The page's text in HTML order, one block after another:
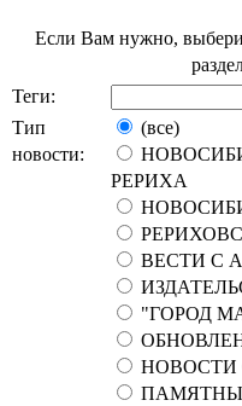
Если Вам нужно,
Теги:
Тип
новости:
(все)
РЕРИХА
ВЕСТИ С
"ГОРОД
НОВОСТИ